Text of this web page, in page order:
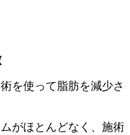
を使って脂肪を減少さ
がほとんどなく、施術